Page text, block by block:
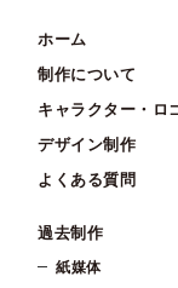
ホーム
制作について
キャラクター・ロ
デザイン制作
よくある質問
過去制作
紙媒体